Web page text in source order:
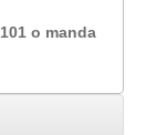
o manda